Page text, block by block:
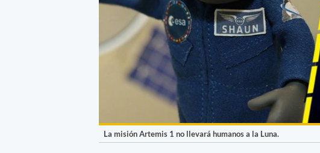
La misión Artemis 1 no llevará humanos a la Luna.